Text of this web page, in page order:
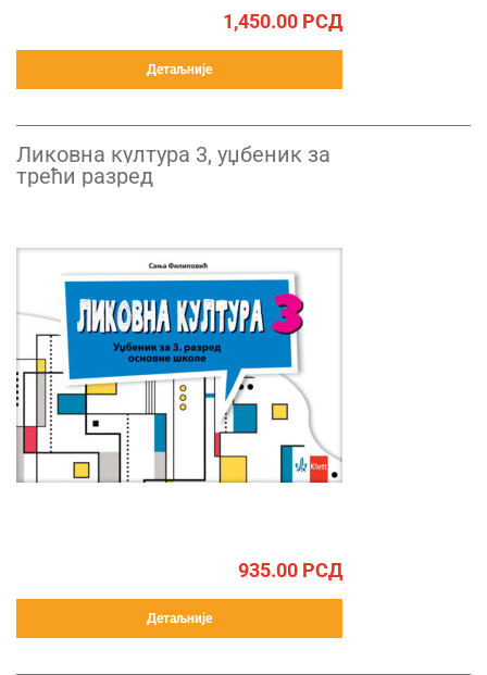
1,450.00 РСД
Детаљније
Ликовна култура 3, уџбеник за
трећи разред
935.00 РСД
Детаљније